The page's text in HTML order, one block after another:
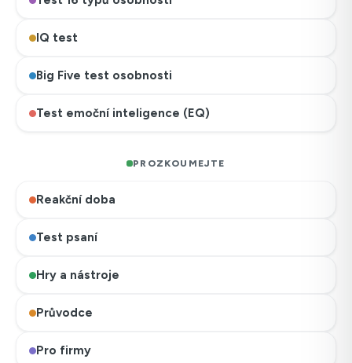
IQ test
Big Five test osobnosti
Test emoční inteligence (EQ)
PROZKOUMEJTE
Reakční doba
Test psaní
Hry a nástroje
Průvodce
Pro firmy